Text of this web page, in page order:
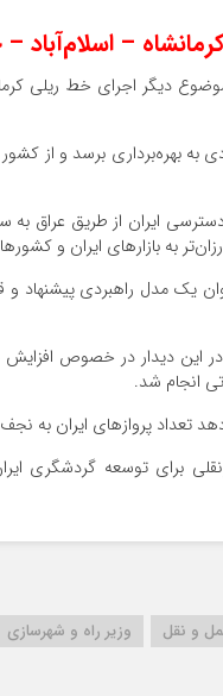
– اسلام‌آباد
دیگر اجرای خط ریلی
به بهره‌برداری برسد و از
ایران از طریق عراق به
به بازارهای ایران و
یک مدل راهبردی پیشنهاد
این دیدار در خصوص افزایش
انجام شد.
تعداد پروازهای ایران به
برای توسعه گردشگری
و نقل وزیر راه و شهرسازی